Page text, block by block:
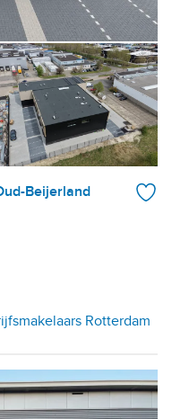
Beijerland
Rotterdam